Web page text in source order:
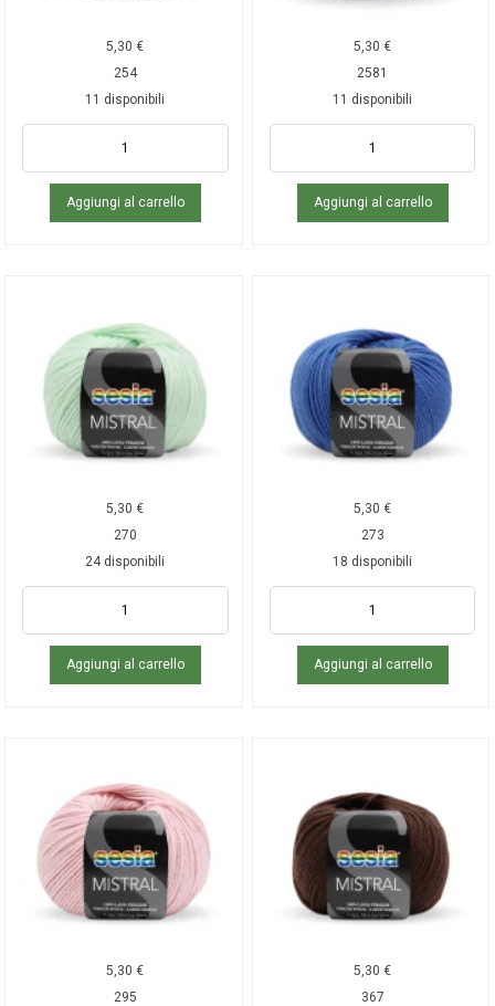
5,30€
254
11 disponibili
Aggiungi al carrello
5,30€
2581
11 disponibili
Aggiungi al carrello
5,30€
270
24 disponibili
Aggiungi al carrello
5,30€
273
18 disponibili
Aggiungi al carrello
5,30€
295
5,30€
367